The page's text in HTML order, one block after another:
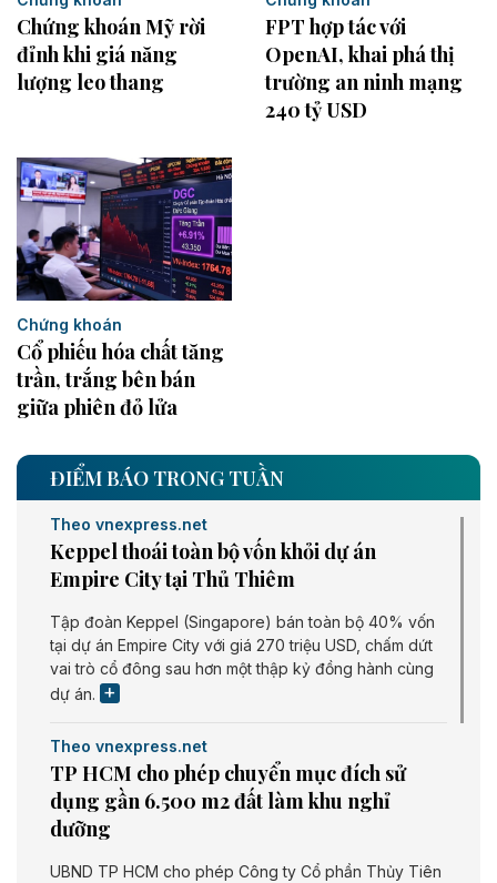
Chứng khoán Mỹ rời
đỉnh khi giá năng
lượng leo thang
FPT hợp tác với
OpenAI, khai phá thị
trường an ninh mạng
240 tỷ USD
Chứng khoán
Cổ phiếu hóa chất tăng
trần, trắng bên bán
giữa phiên đỏ lửa
ĐIỂM BÁO TRONG TUẦN
Theo vnexpress.net
Keppel thoái toàn bộ vốn khỏi dự án
Empire City tại Thủ Thiêm
Tập đoàn Keppel (Singapore) bán toàn bộ 40% vốn
tại dự án Empire City với giá 270 triệu USD, chấm dứt
vai trò cổ đông sau hơn một thập kỷ đồng hành cùng
dự án.
Theo vnexpress.net
TP HCM cho phép chuyển mục đích sử
dụng gần 6.500 m2 đất làm khu nghỉ
dưỡng
UBND TP HCM cho phép Công ty Cổ phần Thủy Tiên